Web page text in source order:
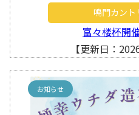
鳴門カント
富々楼杯開
【更新日：
お知らせ